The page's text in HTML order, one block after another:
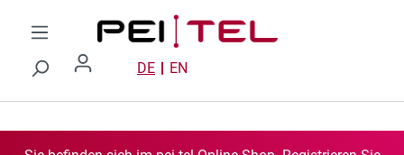
Zum Hauptinhalt springen
DE EN